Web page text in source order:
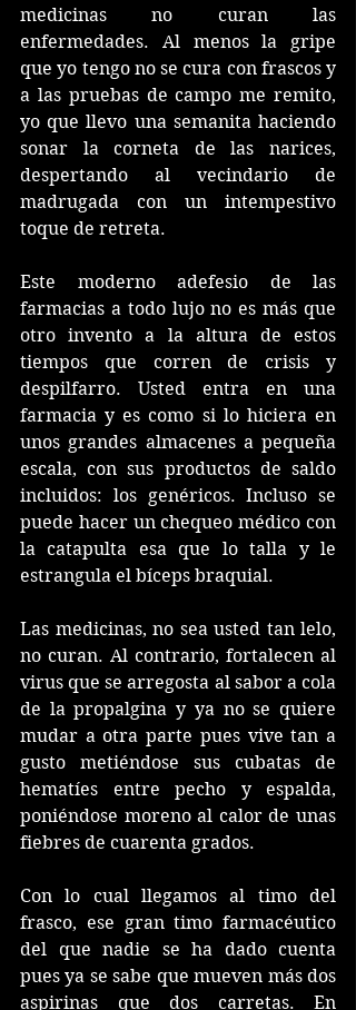
medicinas no curan las
enfermedades. Al menos la gripe
que yo tengo no se cura con frascos y
a las pruebas de campo me remito,
yo que llevo una semanita haciendo
sonar la corneta de las narices,
despertando al vecindario de
madrugada con un intempestivo
toque de retreta.
Este moderno adefesio de las
farmacias a todo lujo no es más que
otro invento a la altura de estos
tiempos que corren de crisis y
despilfarro. Usted entra en una
farmacia y es como si lo hiciera en
unos grandes almacenes a pequeña
escala, con sus productos de saldo
incluidos: los genéricos. Incluso se
puede hacer un chequeo médico con
la catapulta esa que lo talla y le
estrangula el bíceps braquial.
Las medicinas, no sea usted tan lelo,
no curan. Al contrario, fortalecen al
virus que se arregosta al sabor a cola
de la propalgina y ya no se quiere
mudar a otra parte pues vive tan a
gusto metiéndose sus cubatas de
hematíes entre pecho y espalda,
poniéndose moreno al calor de unas
fiebres de cuarenta grados.
Con lo cual llegamos al timo del
frasco, ese gran timo farmacéutico
del que nadie se ha dado cuenta
pues ya se sabe que mueven más dos
aspirinas que dos carretas. En